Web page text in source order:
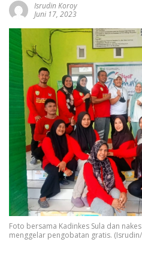
Isrudin Koroy
Juni 17, 2023
Foto bersama Kadinkes Sula dan
menggelar pengobatan gratis.